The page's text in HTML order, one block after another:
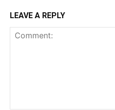
LEAVE A REPLY